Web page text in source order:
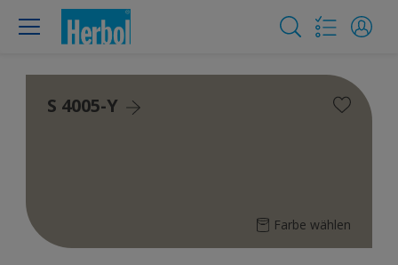
S 4005-Y
Farbe wählen